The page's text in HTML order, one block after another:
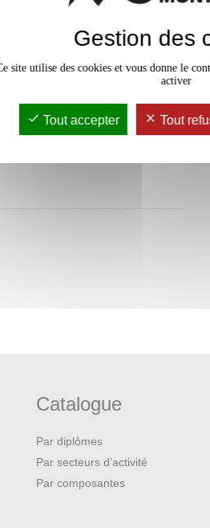
Catalogue
Par diplômes
Par secteurs d’activité
Par composantes
Gestion des
site utilise des cookies et vous donne le
activer
Tout accepter Tout